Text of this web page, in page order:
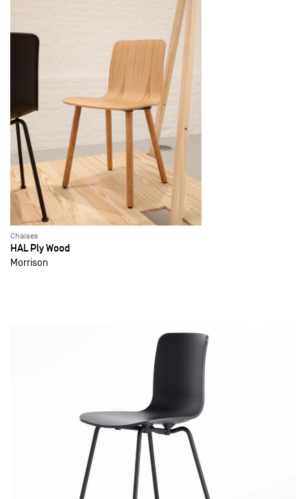
Chaises
HAL Ply Wood
Morrison